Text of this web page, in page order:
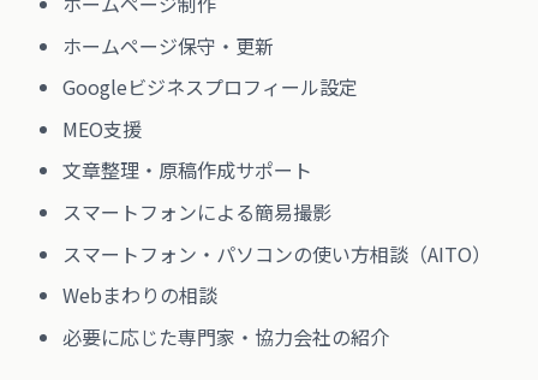
ホームページ保守・更新
Googleビジネスプロフィール設定
MEO支援
文章整理・原稿作成サポート
スマートフォンによる簡易撮影
スマートフォン・パソコンの使い方相談（AITO）
Webまわりの相談
必要に応じた専門家・協力会社の紹介